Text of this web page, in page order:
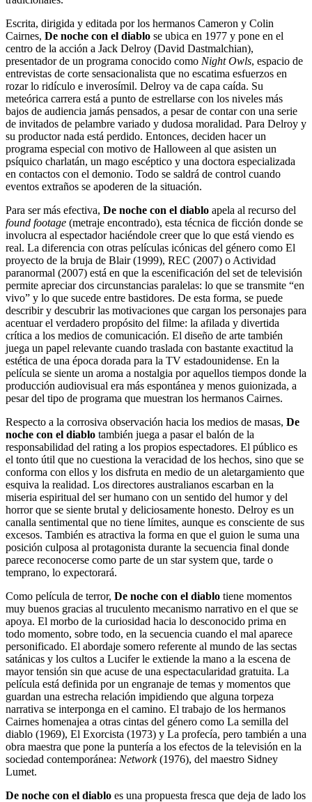
Escrita, dirigida y editada por los hermanos Cameron y Colin
Cairnes, De noche con el diablo se ubica en 1977 y pone en el
centro de la acción a Jack Delroy (David Dastmalchian),
presentador de un programa conocido como Night Owls, espacio de
entrevistas de corte sensacionalista que no escatima esfuerzos en
rozar lo ridículo e inverosímil. Delroy va de capa caída. Su
meteórica carrera está a punto de estrellarse con los niveles más
bajos de audiencia jamás pensados, a pesar de contar con una serie
de invitados de pelambre variado y dudosa moralidad. Para Delroy y
su productor nada está perdido. Entonces, deciden hacer un
programa especial con motivo de Halloween al que asisten un
psíquico charlatán, un mago escéptico y una doctora especializada
en contactos con el demonio. Todo se saldrá de control cuando
eventos extraños se apoderen de la situación.
Para ser más efectiva, De noche con el diablo apela al recurso del
found footage (metraje encontrado), esta técnica de ficción donde se
involucra al espectador haciéndole creer que lo que está viendo es
real. La diferencia con otras películas icónicas del género como El
proyecto de la bruja de Blair (1999), REC (2007) o Actividad
paranormal (2007) está en que la escenificación del set de televisión
permite apreciar dos circunstancias paralelas: lo que se transmite “en
vivo” y lo que sucede entre bastidores. De esta forma, se puede
describir y descubrir las motivaciones que cargan los personajes para
acentuar el verdadero propósito del filme: la afilada y divertida
crítica a los medios de comunicación. El diseño de arte también
juega un papel relevante cuando traslada con bastante exactitud la
estética de una época dorada para la TV estadounidense. En la
película se siente un aroma a nostalgia por aquellos tiempos donde la
producción audiovisual era más espontánea y menos guionizada, a
pesar del tipo de programa que muestran los hermanos Cairnes.
Respecto a la corrosiva observación hacia los medios de masas, De
noche con el diablo también juega a pasar el balón de la
responsabilidad del rating a los propios espectadores. El público es
el tonto útil que no cuestiona la veracidad de los hechos, sino que se
conforma con ellos y los disfruta en medio de un aletargamiento que
esquiva la realidad. Los directores australianos escarban en la
miseria espiritual del ser humano con un sentido del humor y del
horror que se siente brutal y deliciosamente honesto. Delroy es un
canalla sentimental que no tiene límites, aunque es consciente de sus
excesos. También es atractiva la forma en que el guion le suma una
posición culposa al protagonista durante la secuencia final donde
parece reconocerse como parte de un star system que, tarde o
temprano, lo expectorará.
Como película de terror, De noche con el diablo tiene momentos
muy buenos gracias al truculento mecanismo narrativo en el que se
apoya. El morbo de la curiosidad hacia lo desconocido prima en
todo momento, sobre todo, en la secuencia cuando el mal aparece
personificado. El abordaje somero referente al mundo de las sectas
satánicas y los cultos a Lucifer le extiende la mano a la escena de
mayor tensión sin que acuse de una espectacularidad gratuita. La
película está definida por un engranaje de temas y momentos que
guardan una estrecha relación impidiendo que alguna torpeza
narrativa se interponga en el camino. El trabajo de los hermanos
Cairnes homenajea a otras cintas del género como La semilla del
diablo (1969), El Exorcista (1973) y La profecía, pero también a una
obra maestra que pone la puntería a los efectos de la televisión en la
sociedad contemporánea: Network(1976), del maestro Sidney
Lumet.
De noche con el diablo es una propuesta fresca que deja de lado los